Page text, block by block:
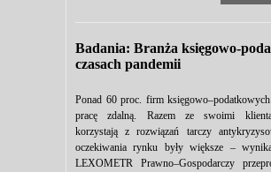
Badania: Branża księgowo-
czasach pandemii
Ponad 60 proc. firm księgowo–podatkowych
pracę zdalną. Razem ze swoimi
korzystają z rozwiązań tarczy
oczekiwania rynku były większe –
LEXOMETR Prawno–Gospodarczy